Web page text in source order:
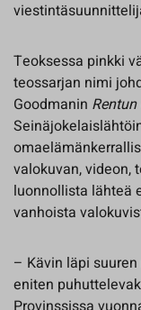
Teoksessa pinkki
teossarjan nimi
Goodmanin
valokuvan, videon,
luonnollista lähteä
vanhoista
– Kävin läpi
eniten